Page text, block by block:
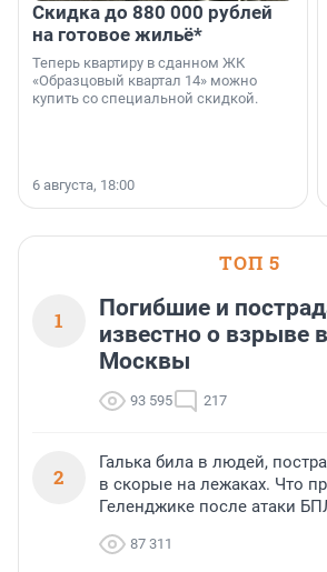
Скидка до 880 000 рублей
на готовое жильё*
Теперь квартиру в сданном ЖК
«Образцовый квартал 14» можно
купить со специальной скидкой.
6 августа, 18:00
ТОП 5
1
Погибшие и
известно о взрыве
Москвы
93 595 217
2
Галька била в людей,
в скорые на лежаках. Что
Геленджике после атаки
87 311